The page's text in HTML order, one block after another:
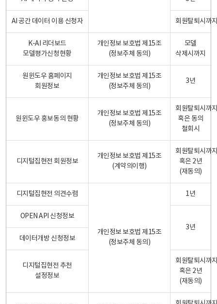
AI 공간 데이터 이용 신청자 회원탈퇴시까
K-AI 리더보드
모델평가신청현황
개인정보 보호법 제15조
(정보주체 동의)
모델
삭제시까지
원윈도우 홈페이지
회원정보
개인정보 보호법 제15조
(정보주체 동의)
3년
원윈도우 홍보동의 현황
개인정보 보호법 제15조
(정보주체 동의)
회원탈퇴시까
혹은 동의
철회시
디지털집현전 회원정보
개인정보 보호법 제15조
(계약의이행)
회원탈퇴시까
혹은 2년
(재동의)
디지털집현전 의견수렴
개인정보 보호법 제15조
(정보주체 동의)
1년
OPEN API 신청정보
3년
데이터개방 신청정보
디지털집현전 추천
설정정보
회원탈퇴시까
혹은 2년
(재동의)